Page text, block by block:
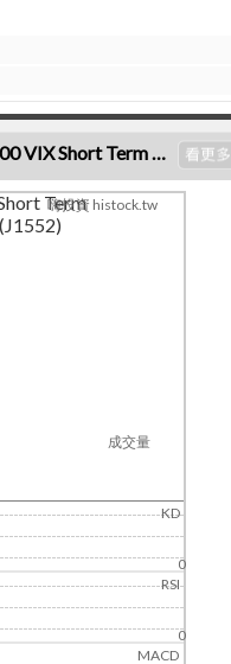
Kokusai S&P500 VIX Short Term Futures Index ETF (J1552)個股K線
成交量
KD
RSI
MACD
Term
嗨投資 histock.tw
0
0